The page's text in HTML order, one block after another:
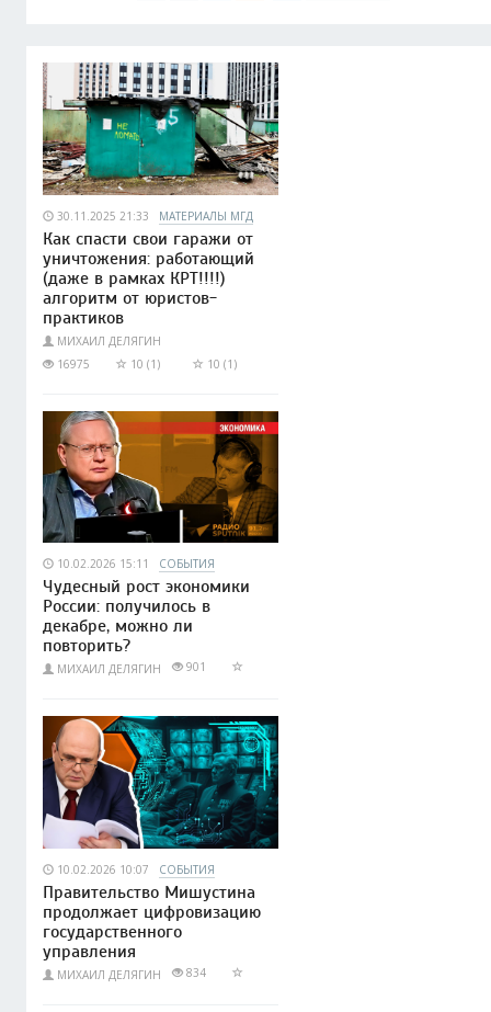
30.11.2025 21:33 МАТЕРИАЛЫ МГД
Как спасти свои гаражи от
уничтожения: работающий
(даже в рамках КРТ!!!!)
алгоритм от юристов-
практиков
МИХАИЛ ДЕЛЯГИН
16975
10 (1) 10 (1)
10.02.2026 15:11 СОБЫТИЯ
Чудесный рост экономики
России: получилось в
декабре, можно ли
повторить?
МИХАИЛ ДЕЛЯГИН 901
10.02.2026 10:07 СОБЫТИЯ
Правительство Мишустина
продолжает цифровизацию
государственного
управления
МИХАИЛ ДЕЛЯГИН 834